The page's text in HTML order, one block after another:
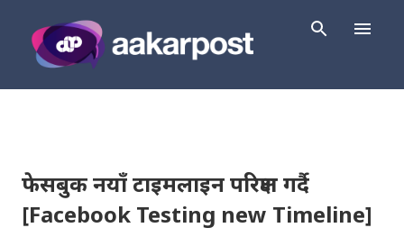
फेसबुक नयाँ टाइमलाइन परिक्षण गर्दै
[Facebook Testing new Timeline]